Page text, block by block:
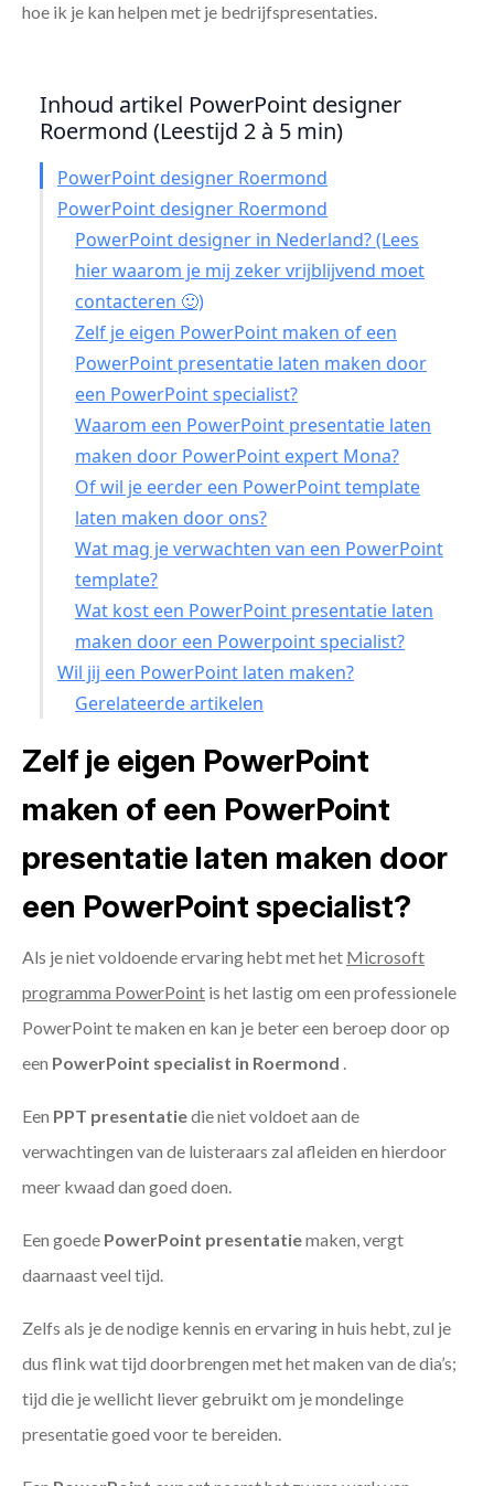
hoe ik je kan helpen met je bedrijfspresentaties.
Inhoud artikel PowerPoint designer
Roermond (Leestijd 2 à 5 min)
PowerPoint designer Roermond
PowerPoint designer Roermond
PowerPoint designer in Nederland? (Lees
hier waarom je mij zeker vrijblijvend moet
contacteren 🙂)
Zelf je eigen PowerPoint maken of een
PowerPoint presentatie laten maken door
een PowerPoint specialist?
Waarom een PowerPoint presentatie laten
maken door PowerPoint expert Mona?
Of wil je eerder een PowerPoint template
laten maken door ons?
Wat mag je verwachten van een PowerPoint
template?
Wat kost een PowerPoint presentatie laten
maken door een Powerpoint specialist?
Wil jij een PowerPoint laten maken?
Gerelateerde artikelen
Zelf je eigen PowerPoint
maken of een PowerPoint
presentatie laten maken door
een PowerPoint specialist?
Als je niet voldoende ervaring hebt met het Microsoft
programma PowerPoint is het lastig om een professionele
PowerPoint te maken en kan je beter een beroep door op
een PowerPoint specialist in Roermond .
Een PPT presentatiedie niet voldoet aan de
verwachtingen van de luisteraars zal afleiden en hierdoor
meer kwaad dan goed doen.
Een goede PowerPoint presentatiemaken, vergt
daarnaast veel tijd.
Zelfs als je de nodige kennis en ervaring in huis hebt, zul je
dus flink wat tijd doorbrengen met het maken van de dia’s;
tijd die je wellicht liever gebruikt om je mondelinge
presentatie goed voor te bereiden.